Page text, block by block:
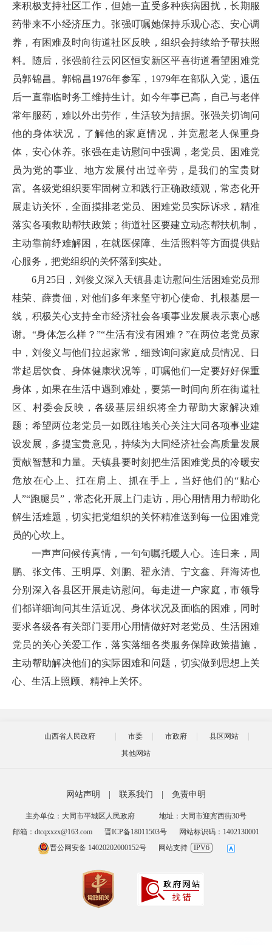
来积极支持社区工作，但她一直受多种疾病困扰，长期服
药带来不小经济压力。张强叮嘱她保持乐观心态、安心调
养，有困难及时向街道社区反映，组织会持续给予帮扶照
料。随后，张强前往云冈区恒安新区平喜街道看望困难党
员郭锦昌。郭锦昌1976年参军，1979年在部队入党，退伍
后一直靠临时务工维持生计。如今年事已高，自己与老伴
常年服药，难以外出劳作，生活较为拮据。张强关切询问
他的身体状况，了解他的家庭情况，并宽慰老人保重身
体，安心休养。张强在走访慰问中强调，老党员、困难党
员为党的事业、地方发展付出过辛劳，是我们的宝贵财
富。各级党组织要牢固树立和践行正确政绩观，常态化开
展走访关怀，全面摸排老党员、困难党员实际诉求，精准
落实各项救助帮扶政策；街道社区要建立动态帮扶机制，
主动靠前纾难解困，在就医保障、生活照料等方面提供贴
心服务，把党组织的关怀落到实处。
6月25日，刘俊义深入天镇县走访慰问生活困难党员邢
桂荣、薛贵佃，对他们多年来坚守初心使命、扎根基层一
线，积极关心支持全市经济社会各项事业发展表示衷心感
谢。“身体怎么样？”“生活有没有困难？”在两位老党员家
中，刘俊义与他们拉起家常，细致询问家庭成员情况、日
常起居饮食、身体健康状况等，叮嘱他们一定要好好保重
身体，如果在生活中遇到难处，要第一时间向所在街道社
区、村委会反映，各级基层组织将全力帮助大家解决难
题；希望两位老党员一如既往地关心关注大同各项事业建
设发展，多提宝贵意见，持续为大同经济社会高质量发展
贡献智慧和力量。天镇县要时刻把生活困难党员的冷暖安
危放在心上、扛在肩上、抓在手上，当好他们的“贴心
人”“跑腿员”，常态化开展上门走访，用心用情用力帮助化
解生活难题，切实把党组织的关怀精准送到每一位困难党
员的心坎上。
一声声问候传真情，一句句嘱托暖人心。连日来，周
鹏、张文伟、王明厚、刘鹏、翟永清、宁文鑫、拜海涛也
分别深入各县区开展走访慰问。每走进一户家庭，市领导
们都详细询问其生活近况、身体状况及面临的困难，同时
要求各级各有关部门要用心用情做好对老党员、生活困难
党员的关心关爱工作，落实落细各类服务保障政策措施，
主动帮助解决他们的实际困难和问题，切实做到思想上关
心、生活上照顾、精神上关怀。
山西省人民政府 市委 市政府
县区网站
其他网站
网站声明 联系我们 免责申明
主办单位：大同市平城区人民政府
地址：大同市迎宾西街30号
邮箱：dtcqxxzx@163.com
晋ICP备18011503号
网站标识码：1402130001
晋公网安备 14020202000152号
网站支持 IPV6